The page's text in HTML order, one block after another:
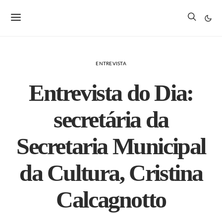
ENTREVISTA
Entrevista do Dia:
secretária da
Secretaria Municipal
da Cultura, Cristina
Calcagnotto